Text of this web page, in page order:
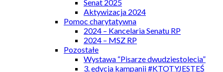
Senat 2025
Aktywizacja 2024
Pomoc charytatywna
2024 – Kancelaria Senatu RP
2024 – MSZ RP
Pozostałe
Wystawa “Pisarze dwudziestolecia”
3. edycja kampanii #KTOTYJESTEŚ